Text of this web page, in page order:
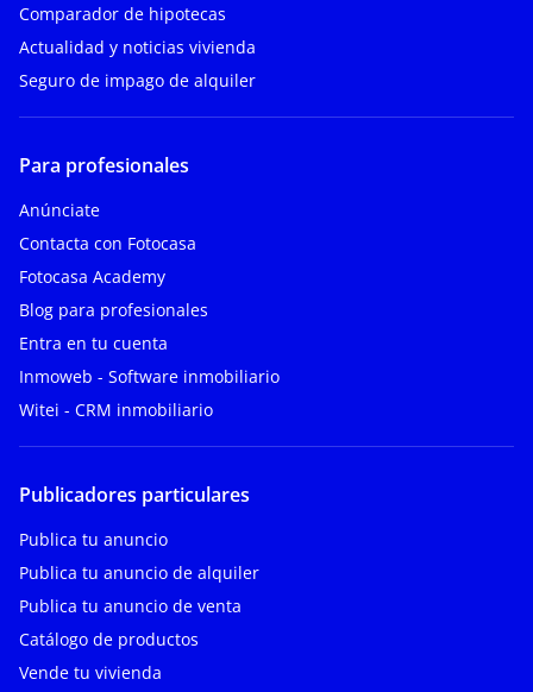
Comparador de hipotecas
Actualidad y noticias vivienda
Seguro de impago de alquiler
Para profesionales
Anúnciate
Contacta con Fotocasa
Fotocasa Academy
Blog para profesionales
Entra en tu cuenta
Inmoweb - Software inmobiliario
Witei - CRM inmobiliario
Publicadores particulares
Publica tu anuncio
Publica tu anuncio de alquiler
Publica tu anuncio de venta
Catálogo de productos
Vende tu vivienda